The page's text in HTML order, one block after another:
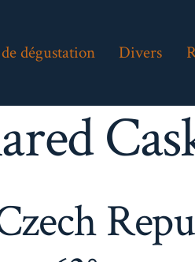
dégustation Divers